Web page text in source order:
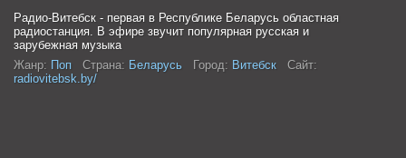
Радио-Витебск - первая в Республике Беларусь областная
радиостанция. В эфире звучит популярная русская и
зарубежная музыка
Жанр: Поп Страна: Беларусь Город: Витебск
Сайт:
radiovitebsk.by/